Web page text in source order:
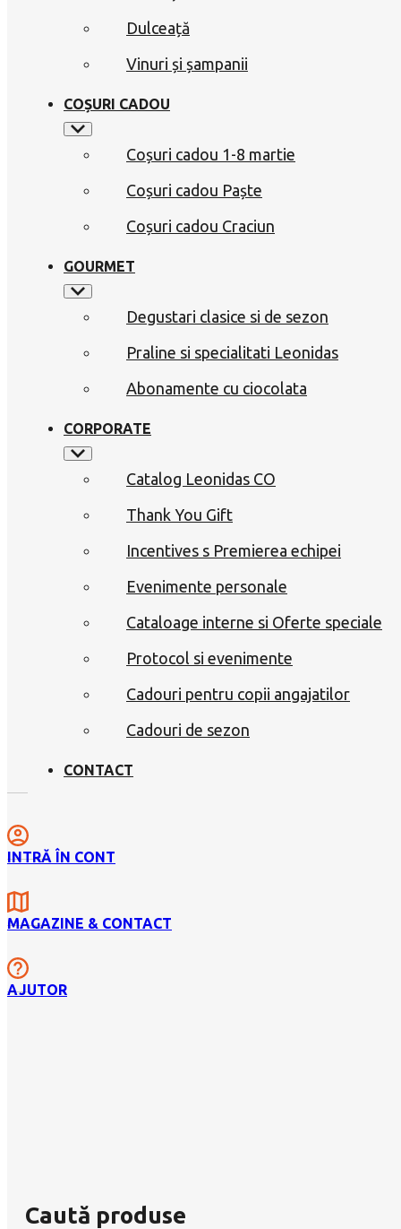
Dulceață
Vinuri și șampanii
COȘURI CADOU
Coșuri cadou 1-8 martie
Coșuri cadou Paște
Coșuri cadou Craciun
GOURMET
Degustari clasice si de sezon
Praline si specialitati Leonidas
Abonamente cu ciocolata
CORPORATE
Catalog Leonidas CO
Thank You Gift
Incentives s Premierea echipei
Evenimente personale
Cataloage interne si Oferte speciale
Protocol si evenimente
Cadouri pentru copii angajatilor
Cadouri de sezon
CONTACT
INTRĂ ÎN CONT
MAGAZINE & CONTACT
AJUTOR
Caută produse